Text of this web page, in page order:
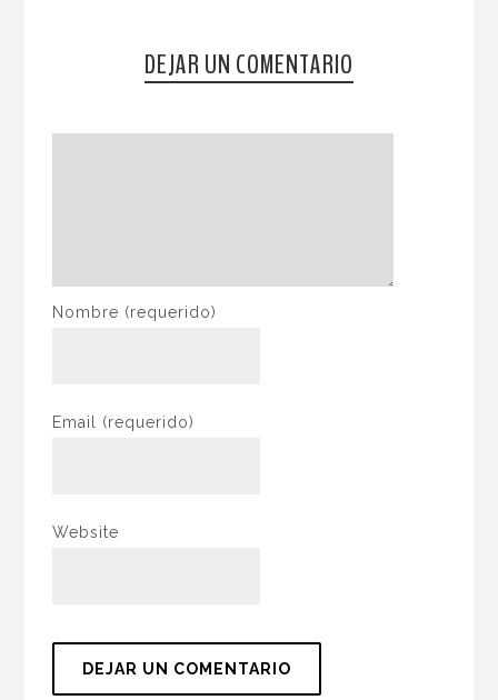
DEJAR UN COMENTARIO
Nombre (requerido)
Email (requerido)
Website